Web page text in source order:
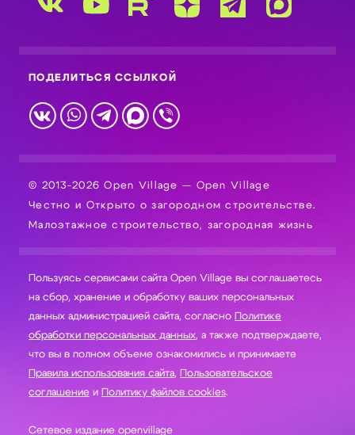
ПОДЕЛИТЬСЯ ССЫЛКОЙ
© 2013-2026 Open Village — Open Village
Честно и Открыто о загородном строительстве.
Малоэтажное строительство, загородная жизнь
Пользуясь сервисами сайта Open Village вы соглашаетесь
на сбор, хранение и обработку ваших персональных
данных администрацией сайта, согласно Политике
обработки персональных данных, а также подтверждаете,
что вы в полном объеме ознакомились и принимаете
Правила использования сайта, Пользовательское
соглашение и Политику файлов cookies.
Сетевое издание openvillage